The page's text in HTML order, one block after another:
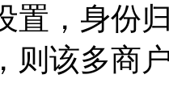
置， 身份
则该多商